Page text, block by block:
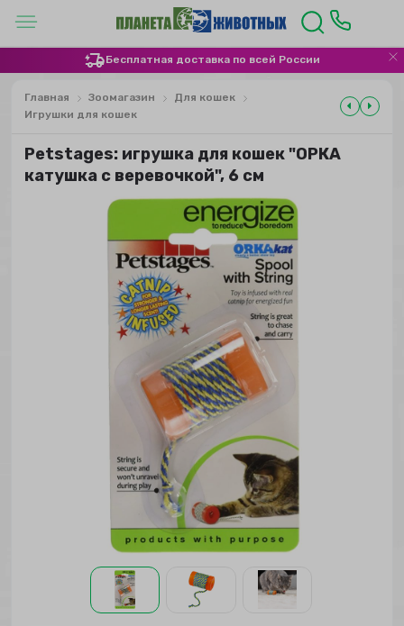
Бесплатная доставка по всей России
Главная Зоомагазин
Для кошек
Игрушки для кошек
Petstages: игрушка для кошек "ОРКА
катушка с веревочкой", 6 см